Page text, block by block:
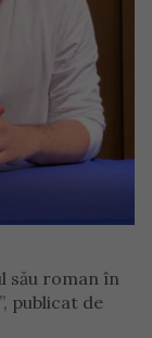
său roman în
publicat de